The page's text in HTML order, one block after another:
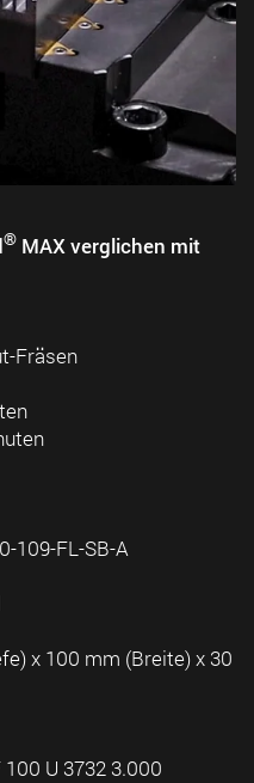
® MAX verglichen mit
Fräsen
109-FL-SB-A
x 100 mm (Breite) x 30
U 3732 3.000